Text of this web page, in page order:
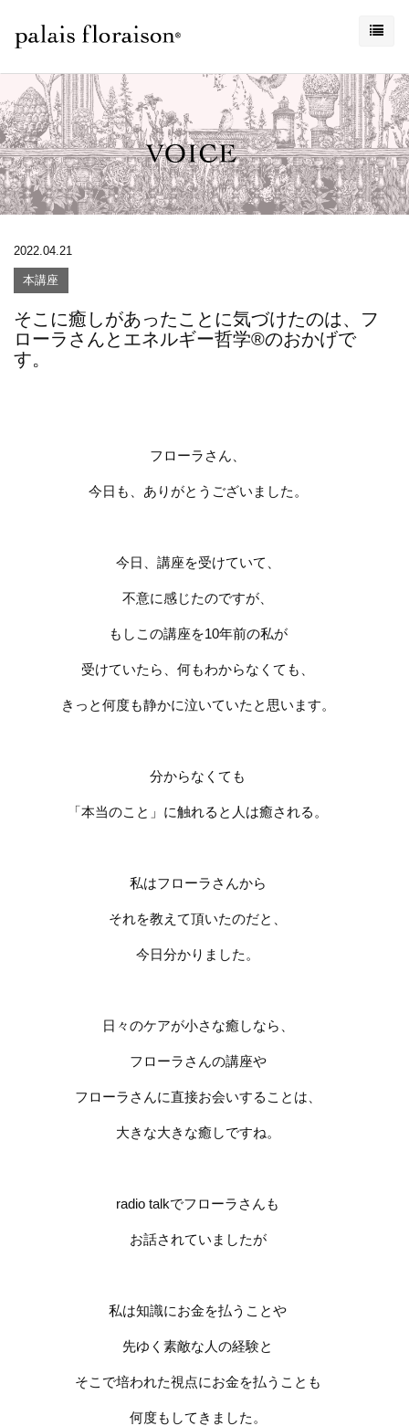
2022.04.21
本講座
そこに癒しがあったことに気づけたのは、フ
ローラさんとエネルギー哲学®︎のおかげで
す。
フローラさん、
今日も、ありがとうございました。
今日、講座を受けていて、
不意に感じたのですが、
もしこの講座を10年前の私が
受けていたら、何もわからなくても、
きっと何度も静かに泣いていたと思います。
分からなくても
「本当のこと」に触れると人は癒される。
私はフローラさんから
それを教えて頂いたのだと、
今日分かりました。
日々のケアが小さな癒しなら、
フローラさんの講座や
フローラさんに直接お会いすることは、
大きな大きな癒しですね。
radio talkでフローラさんも
お話されていましたが
私は知識にお金を払うことや
先ゆく素敵な人の経験と
そこで培われた視点にお金を払うことも
何度もしてきました。